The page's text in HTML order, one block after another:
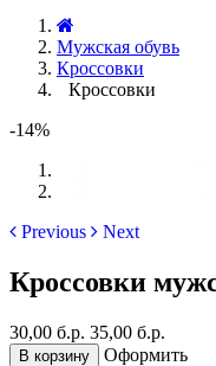
Мужская обувь
Кроссовки
Кроссовки
-14%
Previous Next
Кроссовки
30,00 б.р. 35,00 б.р.
В корзину
Оформить